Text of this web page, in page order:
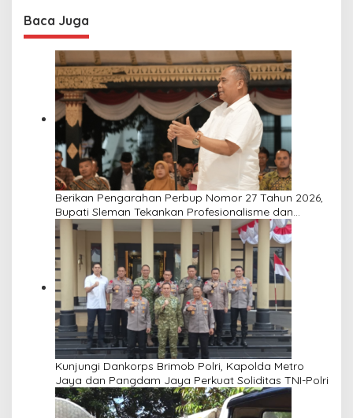
Baca Juga
Berikan Pengarahan Perbup Nomor 27 Tahun 2026,
Bupati Sleman Tekankan Profesionalisme dan
Pelayanan Masyarakat
Kunjungi Dankorps Brimob Polri, Kapolda Metro
Jaya dan Pangdam Jaya Perkuat Soliditas TNI-Polri